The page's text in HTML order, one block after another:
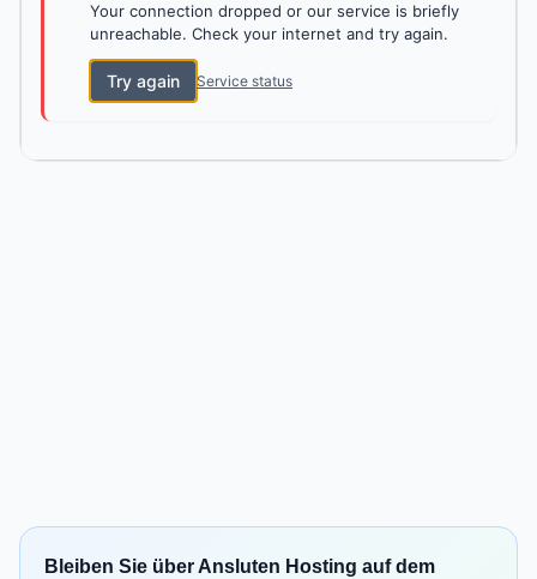
Your connection dropped or our service is briefly
unreachable. Check your internet and try again.
Try again Service status
Bleiben Sie über Ansluten Hosting auf dem